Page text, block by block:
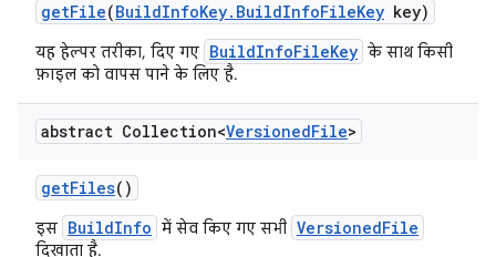
getFile(BuildInfoKey. BuildInfoFileKey key)
यह हेल्पर तरीका, दिए गए BuildInfoFileKey के साथ किसी
फ़ाइल को वापस पाने के लिए है.
abstract Collection<VersionedFile>
getFiles()
इस BuildInfo में सेव किए गए सभी VersionedFile
दिखाता है.